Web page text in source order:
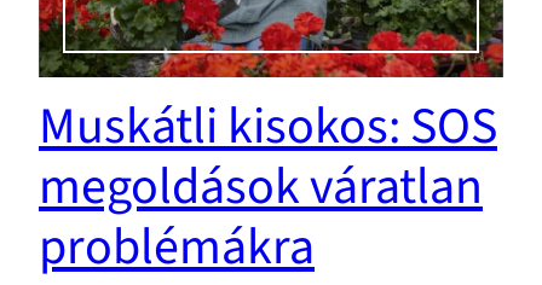
Muskátli kisokos: SOS
megoldások váratlan
problémákra